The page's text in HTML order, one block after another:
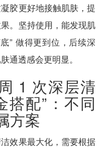
胶更好地接触肌肤，提
。坚持使用，能发现肌
” 做得更到位，后续深
通透感会更明显。
1 次深层清
搭配”：不同
方案
效果最大化，需要根据